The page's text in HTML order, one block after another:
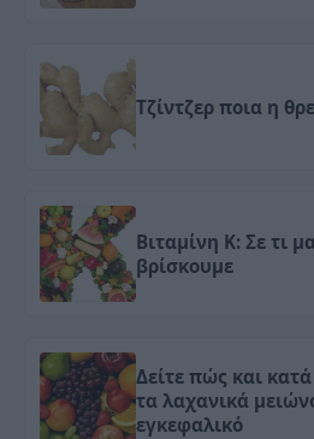
Τζίντζερ ποια η
Βιταμίνη Κ: Σε τι
βρίσκουμε
Δείτε πώς και
τα λαχανικά
εγκεφαλικό